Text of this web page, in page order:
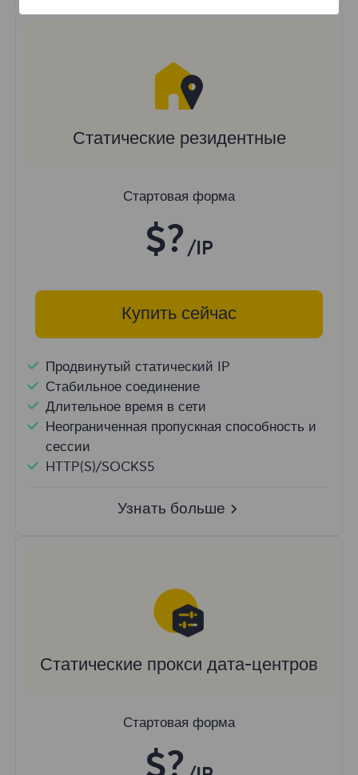
Статические резидентные
Стартовая форма
$? /IP
Купить сейчас
Продвинутый статический IP
Стабильное соединение
Длительное время в сети
Неограниченная пропускная способность и
сессии
HTTP(S)/SOCKS5
Узнать больше
Статические прокси дата-центров
Стартовая форма